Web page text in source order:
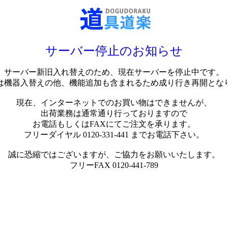
サーバー停止のお知らせ
サーバー新旧入れ替えのため、現在サーバーを停止中です。
機器入替えの他、機能追加も含まれるため成り行き再開とな
現在、インターネットでのお買い物はできませんが、
出荷業務は通常通り行っておりますので
お電話もしくはFAXにてご注文を承ります。
フリーダイヤル 0120-331-441 までお電話下さい。
誠に恐縮ではございますが、ご協力をお願いいたします。
フリーFAX 0120-441-789